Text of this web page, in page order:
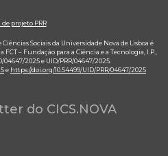
de projeto PRR
Sociais da Universidade Nova de Lisboa é
– Fundação para a Ciência e a Tecnologia, I.P.,
2025 e UID/PRR/04647/2025.
e https://doi.org/10.54499/UID/PRR/04647/2025
do CICS.NOVA